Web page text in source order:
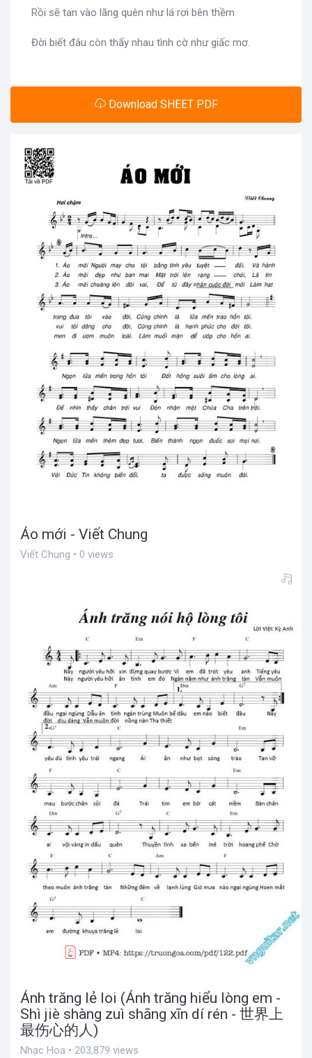
Rồi sẽ tan vào lãng quên như lá rơi bên thềm
Đời biết đâu còn thấy nhau tình cờ như giấc mơ.
Download SHEET PDF
Áo mới - Viết Chung
Viết Chung • 0 views
Ánh trăng lẻ loi (Ánh trăng hiểu lòng em -
Shì jiè shàng zuì shāng xīn dí rén - 世界上
最伤心的人)
Nhạc Hoa • 203,879 views